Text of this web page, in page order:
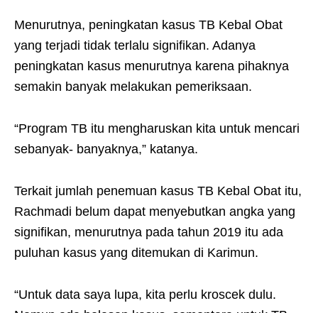
Menurutnya, peningkatan kasus TB Kebal Obat
yang terjadi tidak terlalu signifikan. Adanya
peningkatan kasus menurutnya karena pihaknya
semakin banyak melakukan pemeriksaan.
“Program TB itu mengharuskan kita untuk mencari
sebanyak- banyaknya,” katanya.
Terkait jumlah penemuan kasus TB Kebal Obat itu,
Rachmadi belum dapat menyebutkan angka yang
signifikan, menurutnya pada tahun 2019 itu ada
puluhan kasus yang ditemukan di Karimun.
“Untuk data saya lupa, kita perlu kroscek dulu.